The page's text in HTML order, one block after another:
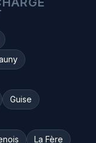
Guise
La Fère